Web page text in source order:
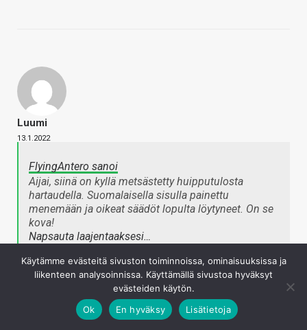
Luumi
13.1.2022
FlyingAntero sanoi
Aijai, siinä on kyllä metsästetty huipputulosta
hartaudella. Suomalaisella sisulla painettu
menemään ja oikeat säädöt lopulta löytyneet. On se
kova!
Napsauta laajentaaksesi…
Siksi vanhat väitteet että nykyään ylikellotus olisi
helppoa vs vanhempiin osiin ei pidä paikkaansa. Tuo on
vaikeampi kuin mikään mitä olen ajanut.
Käytämme evästeitä sivuston toiminnoissa, ominaisuuksissa ja
liikenteen analysoinnissa. Käyttämällä sivustoa hyväksyt
evästeiden käytön.
Ok
En hyväksy Lisätietoja